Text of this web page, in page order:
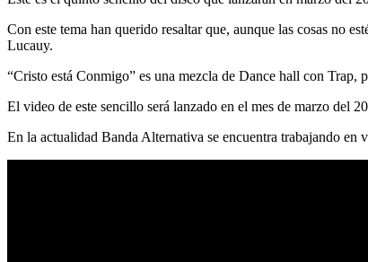
Con este tema han querido resaltar que, aunque las cosas no
Lucauy.
“Cristo está Conmigo” es una mezcla de Dance hall con
El video de este sencillo será lanzado en el mes de marzo del
En la actualidad Banda Alternativa se encuentra trabajando en